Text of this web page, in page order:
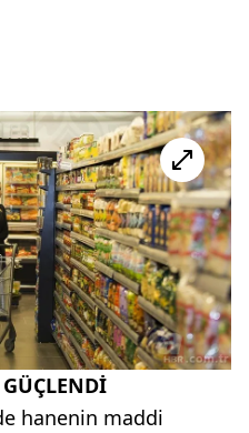
GÜÇLENDİ
hanenin maddi